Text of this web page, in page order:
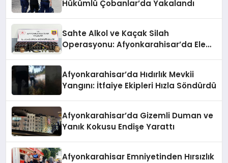
Hükümlü Çobanlar’da Yakalandı
Sahte Alkol ve Kaçak Silah
Operasyonu: Afyonkarahisar’da Ele
Afyonkarahisar’da Hıdırlık Mevkii
Yangını: İtfaiye Ekipleri Hızla Söndürdü
Afyonkarahisar’da Gizemli Duman ve
Yanık Kokusu Endişe Yarattı
Afyonkarahisar Emniyetinden Hırsızlık